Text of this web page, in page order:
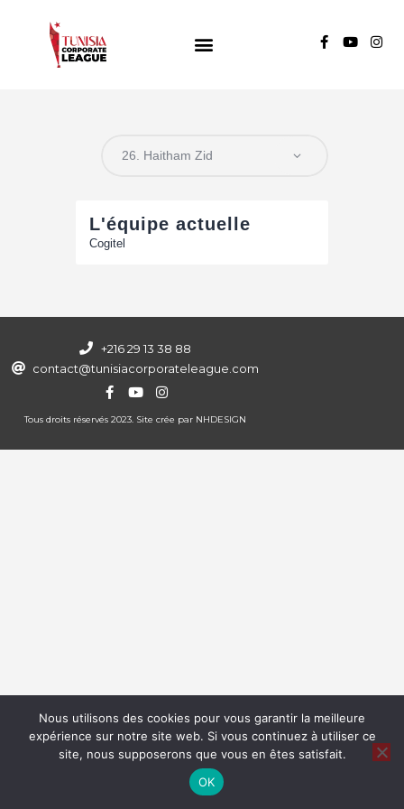
TUNISIA CORPORATE LEAGUE
Groupe B
L'équipe actuelle
Cogitel
+216 29 13 38 88
contact@tunisiacorporateleague.com
Tous droits réservés 2023. Site crée par NHDESIGN
Nous utilisons des cookies pour vous garantir la meilleure
expérience sur notre site web. Si vous continuez à utiliser ce
site, nous supposerons que vous en êtes satisfait.
OK